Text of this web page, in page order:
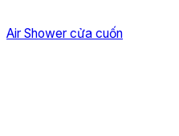
Air Shower cửa cuốn